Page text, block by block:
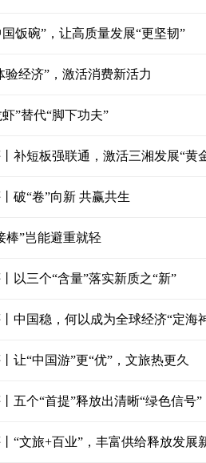
饭碗”，让高质量发展“更坚韧”
验经济”，激活消费新活力
”替代“脚下功夫”
补短板强联通，激活三湘发展“黄
破“卷”向新 共赢共生
棒”岂能避重就轻
以三个“含量”落实新质之“新”
中国稳，何以成为全球经济“定海
让“中国游”更“优”，文旅热更久
五个“首提”释放出清晰“绿色信号”
“文旅+百业”，丰富供给释放发展